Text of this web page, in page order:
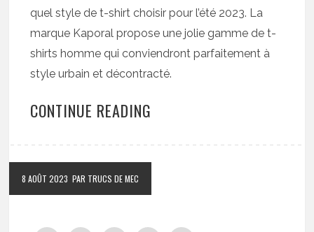
quel style de t-shirt choisir pour l’été 2023. La
marque Kaporal propose une jolie gamme de t-
shirts homme qui conviendront parfaitement à
style urbain et décontracté.
CONTINUE READING
8 AOÛT 2023 PAR TRUCS DE MEC